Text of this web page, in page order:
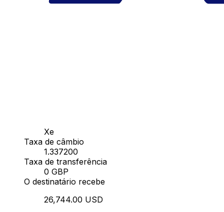
Xe
Taxa de câmbio
1.337200
Taxa de transferência
0 GBP
O destinatário recebe
26,744.00 USD